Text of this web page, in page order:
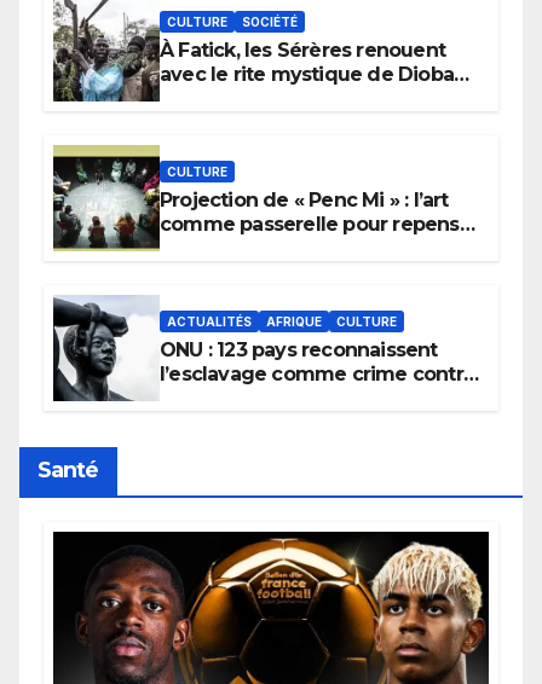
CULTURE SOCIÉTÉ
À Fatick, les Sérères renouent
avec le rite mystique de Diobaye
CULTURE
Projection de « Penc Mi » : l’art
comme passerelle pour repenser
ACTUALITÉS AFRIQUE CULTURE
ONU : 123 pays reconnaissent
l’esclavage comme crime contre
Santé